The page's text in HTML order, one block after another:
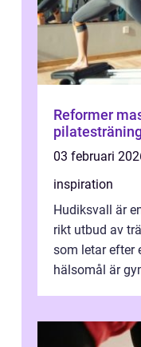
Reformer
03 februari
inspiration
Hudiksvall är
rikt utbud av
som letar efter
hälsomål är